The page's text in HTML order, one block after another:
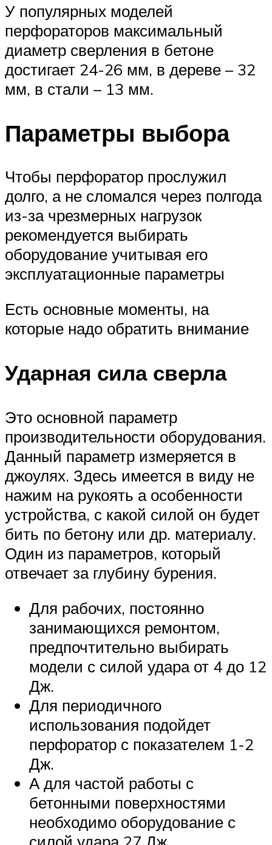
У популярных моделей
перфораторов максимальный
диаметр сверления в бетоне
достигает 24-26 мм, в дереве – 32
мм, в стали – 13 мм.
Параметры выбора
Чтобы перфоратор прослужил
долго, а не сломался через полгода
из-за чрезмерных нагрузок
рекомендуется выбирать
оборудование учитывая его
эксплуатационные параметры
Есть основные моменты, на
которые надо обратить внимание
Ударная сила сверла
Это основной параметр
производительности оборудования.
Данный параметр измеряется в
джоулях. Здесь имеется в виду не
нажим на рукоять а особенности
устройства, с какой силой он будет
бить по бетону или др. материалу.
Один из параметров, который
отвечает за глубину бурения.
Для рабочих, постоянно
занимающихся ремонтом,
предпочтительно выбирать
модели с силой удара от 4 до 12
Дж.
Для периодичного
использования подойдет
перфоратор с показателем 1-2
Дж.
А для частой работы с
бетонными поверхностями
необходимо оборудование с